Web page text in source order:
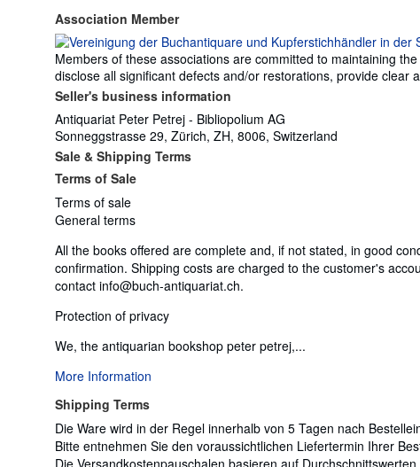
Association Member
Members of these associations are committed to maintaining
disclose all significant defects and/or restorations, provide
Seller's business information
Antiquariat Peter Petrej - Bibliopolium AG
Sonneggstrasse 29, Zürich, ZH, 8006, Switzerland
Sale & Shipping Terms
Terms of Sale
Terms of sale
General terms
All the books offered are complete and, if not stated, in good
confirmation. Shipping costs are charged to the customer's
contact info@buch-antiquariat.ch.
Protection of privacy
We, the antiquarian bookshop peter petrej,...
More Information
Shipping Terms
Die Ware wird in der Regel innerhalb von 5 Tagen nach
Bitte entnehmen Sie den voraussichtlichen Liefertermin Ihrer
Die Versandkostenpauschalen basieren auf